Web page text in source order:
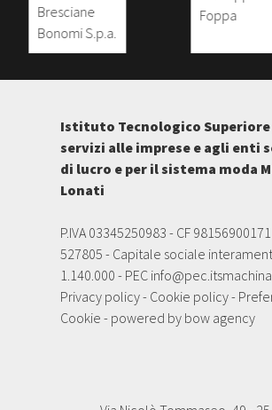
Istituto Tecnologico Superiore
servizi alle imprese e agli enti
di lucro e per il sistema moda
Lonati
P.IVA 03345250983 - CF 98156900171
527805 - Capitale sociale
1.140.000 - PEC
Privacy policy- Cookie policy-
Cookie - powered by bow agency